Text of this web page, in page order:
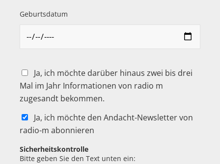
Geburtsdatum
Ja, ich möchte darüber hinaus zwei bis drei
Mal im Jahr Informationen von radio m
zugesandt bekommen.
Ja, ich möchte den Andacht-Newsletter von
radio-m abonnieren
Sicherheitskontrolle
Bitte geben Sie den Text unten ein: